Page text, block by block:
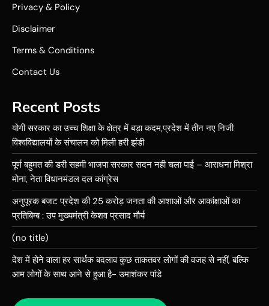
Privacy & Policy
Disclaimer
Terms & Conditions
Contact Us
Recent Posts
योगी सरकार का उच्च शिक्षा के क्षेत्र में बड़ा कदम,प्रदेश में तीन नए निजी
विश्वविद्यालयों के संचालन को मिली हरी झंडी
पूर्ण बहुमत की डरी सहमी भाजपा सरकार सदन नही चला पाई – आराधना मिश्रा
मोना, नेता विधानमंडल दल कांग्रेस
अनुपूरक बजट प्रदेश की 25 करोड़ जनता की आशाओं और आकांक्षाओं का
प्रतिबिम्ब : उप मुख्यमंत्री केशव प्रसाद मौर्य
(no title)
देश में होने वाला हर सार्थक बदलाव कुछ ताकतवर लोगों की वजह से नहीं, बल्कि
आम लोगों के साथ आने से हुआ है- उमाशंकर पांडे